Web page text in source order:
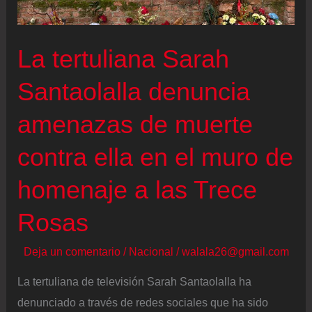
para
dañar
buen
nombre
la
Policía”
La tertuliana Sarah
Santaolalla denuncia
amenazas de muerte
contra ella en el muro de
homenaje a las Trece
Rosas
Deja un comentario / Nacional /walala26@gmail.com
La tertuliana de televisión Sarah Santaolalla ha
denunciado a través de redes sociales que ha sido